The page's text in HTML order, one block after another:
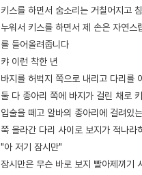
키스를 하면서 숨소리는 거칠어지고
누워서 키스를 하면서 제 손은 자연
를 들어올려줍니다
캬 이런 착한 년
바지를 허벅지 쪽으로 내리고 다리를
둘 다 종아리 쪽에 바지가 걸린 채로
입술을 떼고 알바의 종아리에 걸려있
쭉 올라간 다리 사이로 보지가 적나
"아 저기 잠시만"
잠시만은 무슨 바로 보지 빨아제끼기